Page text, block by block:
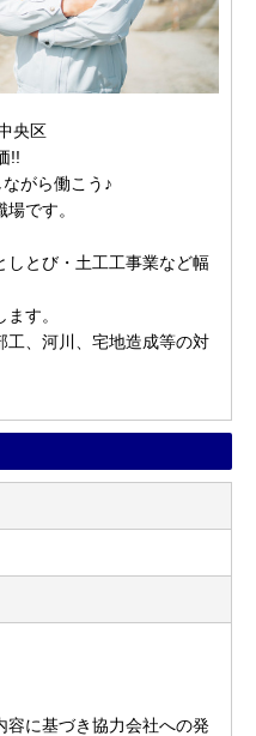
央区
!!
がら働こう♪
です。
しとび・土工工事業など幅
す。
、河川、宅地造成等の対
容に基づき協力会社への発